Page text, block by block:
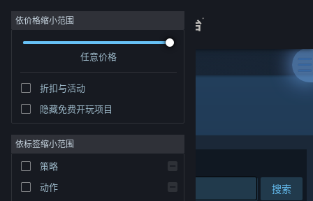
登录
关于
客服
依价格缩小范围
任意价格
折扣与活动
隐藏免费开玩项目
依标签缩小范围
策略
动作
开发者: Two Point Studios
排序依据 相关性
搜索